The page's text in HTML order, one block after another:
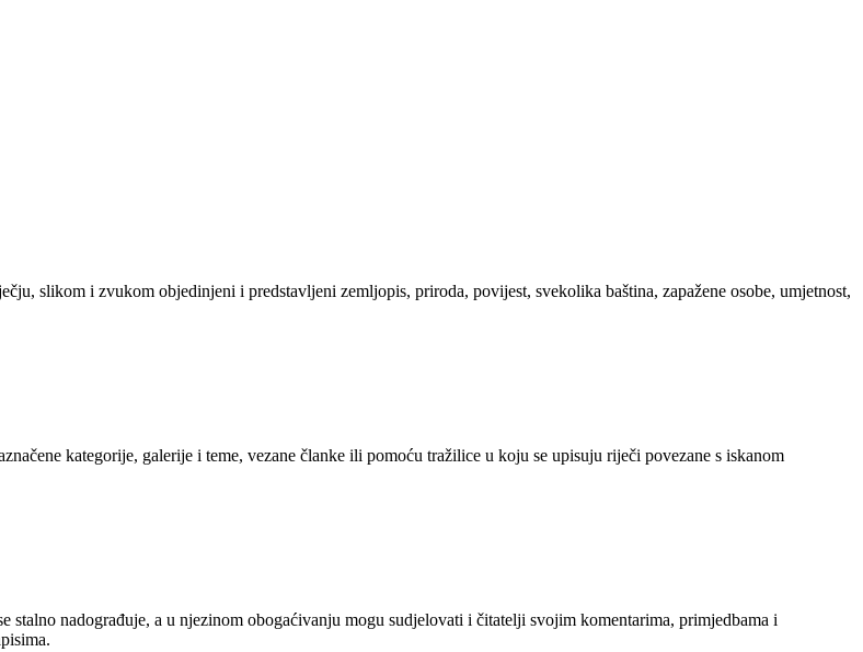
slikom i zvukom objedinjeni i predstavljeni zemljopis, priroda, povijest, svekolika baština, zapažene osobe, umjetnost,
kategorije, galerije i teme, vezane članke ili pomoću tražilice u koju se upisuju riječi povezane s iskanom
stalno nadograđuje, a u njezinom obogaćivanju mogu sudjelovati i čitatelji svojim komentarima, primjedbama i